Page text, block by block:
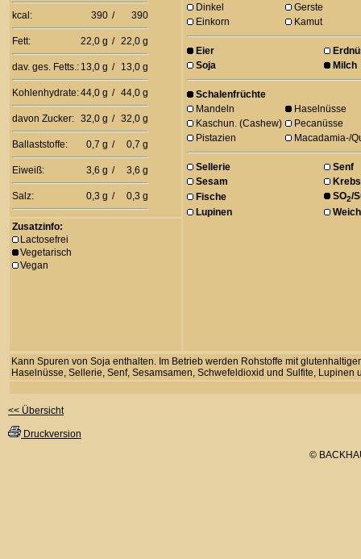
kcal: 390 / 390
Fett: 22,0 g / 22,0 g
dav. ges. Fetts.: 13,0 g / 13,0 g
Kohlenhydrate:44,0 g / 44,0 g
davon Zucker: 32,0 g / 32,0 g
Ballaststoffe: 0,7 g / 0,7 g
Eiweiß: 3,6 g / 3,6 g
Salz: 0,3 g / 0,3 g
Dinkel
Gerste
Einkorn
Kamut
Eier
Soja
Milch
Schalenfrüchte
Mandeln
Haselnüsse
Kaschun. (Cashew)
Pecanüsse
Pistazien
Macadamia-/
Sellerie
Senf
Sesam
Fische
SO2/
Lupinen
Zusatzinfo:
Lactosefrei
Vegetarisch
Vegan
Kann Spuren von Soja enthalten. Im Betrieb werden Rohstoffe mit
Haselnüsse, Sellerie, Senf, Sesamsamen, Schwefeldioxid und Sulfite, Lupinen
<< Übersicht
Druckversion
©